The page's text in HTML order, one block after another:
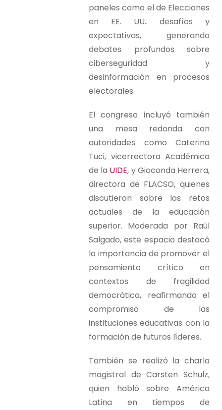
paneles como el de Elecciones
en EE. UU.: desafíos y
expectativas, generando
debates profundos sobre
ciberseguridad y
desinformación en procesos
electorales.
El congreso incluyó también
una mesa redonda con
autoridades como Caterina
Tuci, vicerrectora Académica
de la UIDE, y Gioconda Herrera,
directora de FLACSO, quienes
discutieron sobre los retos
actuales de la educación
superior. Moderada por Raúl
Salgado, este espacio destacó
la importancia de promover el
pensamiento crítico en
contextos de fragilidad
democrática, reafirmando el
compromiso de las
instituciones educativas con la
formación de futuros líderes.
También se realizó la charla
magistral de Carsten Schulz,
quien habló sobre América
Latina en tiempos de